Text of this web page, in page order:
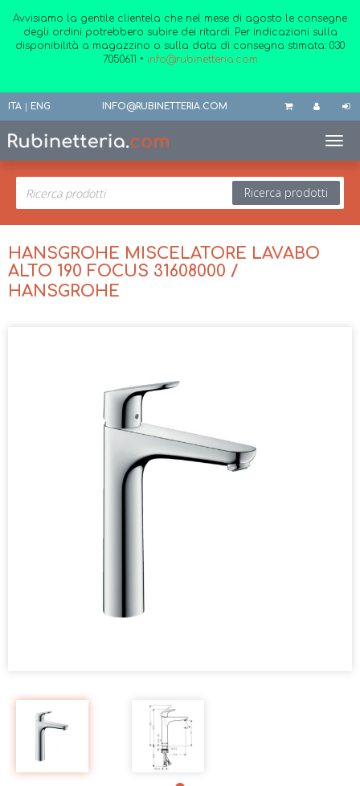
Avvisiamo la gentile clientela che nel mese di agosto le consegne
degli ordini potrebbero subire dei ritardi. Per indicazioni sulla
disponibilità a magazzino o sulla data di consegna stimata: 030
7050611 • info@rubinetteria.com
ITA | ENG INFO@RUBINETTERIA.COM
Ricerca prodotti
HANSGROHE MISCELATORE LAVABO
ALTO 190 FOCUS 31608000 /
HANSGROHE